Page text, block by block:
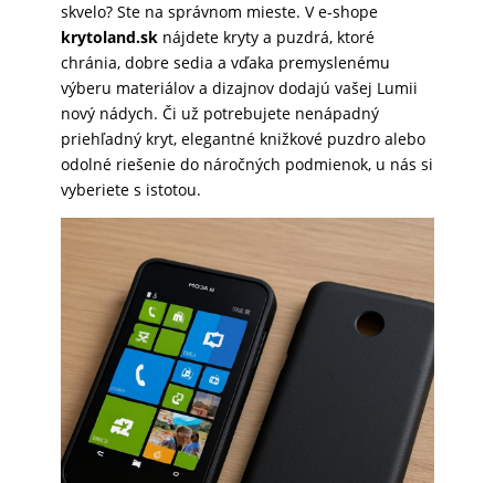
PRODUKTY
PRÍSLUŠENSTVO
skvelo? Ste na správnom mieste. V e-shope
krytoland.sknájdete kryty a puzdrá, ktoré
chránia, dobre sedia a vďaka premyslenému
výberu materiálov a dizajnov dodajú vašej Lumii
nový nádych. Či už potrebujete nenápadný
priehľadný kryt, elegantné knižkové puzdro alebo
odolné riešenie do náročných podmienok, u nás si
vyberiete s istotou.